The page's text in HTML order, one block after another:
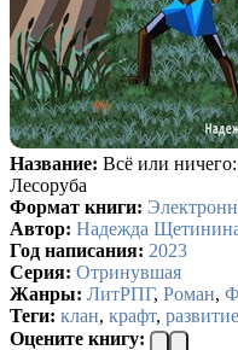
Название: Всё или
Лесоруба
Формат книги:
Автор: Надежда
Год написания: 2023
Серия: Отринувшая
Жанры: ЛитРПГ, Роман,
Теги: клан, крафт,
Оцените книгу: